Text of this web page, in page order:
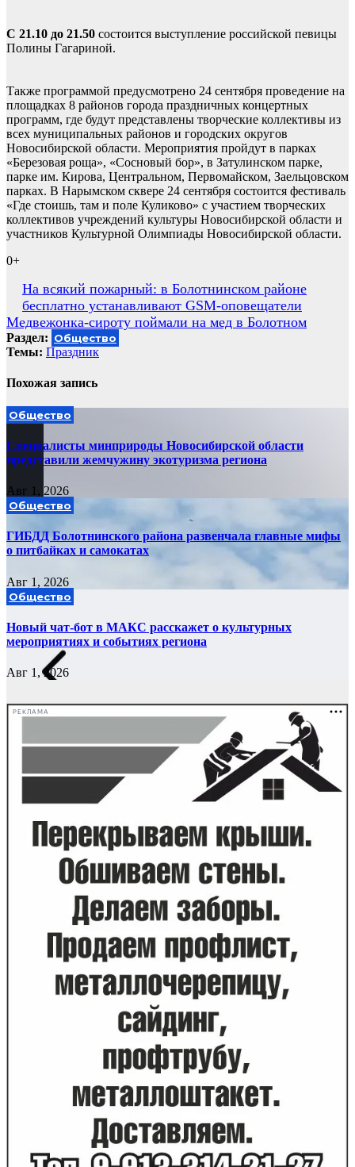
С 21.10 до 21.50 состоится выступление российской певицы
Полины Гагариной.
Также программой предусмотрено 24 сентября проведение на
площадках 8 районов города праздничных концертных
программ, где будут представлены творческие коллективы из
всех муниципальных районов и городских округов
Новосибирской области. Мероприятия пройдут в парках
«Березовая роща», «Сосновый бор», в Затулинском парке,
парке им. Кирова, Центральном, Первомайском, Заельцовском
парках. В Нарымском сквере 24 сентября состоится фестиваль
«Где стоишь, там и поле Куликово» с участием творческих
коллективов учреждений культуры Новосибирской области и
участников Культурной Олимпиады Новосибирской области.
0+
Навигация
по
записям
На всякий пожарный: в Болотнинском районе
бесплатно устанавливают GSM-оповещатели
Медвежонка-сироту поймали на мед в Болотном
Раздел: Общество
Темы: Праздник
Похожая запись
Общество
Специалисты минприроды Новосибирской области
представили жемчужину экотуризма региона
Авг 1, 2026
Общество
ГИБДД Болотнинского района развенчала главные мифы
о питбайках и самокатах
Авг 1, 2026
Общество
Новый чат-бот в МАКС расскажет о культурных
мероприятиях и событиях региона
Авг 1, 2026
РЕКЛАМА